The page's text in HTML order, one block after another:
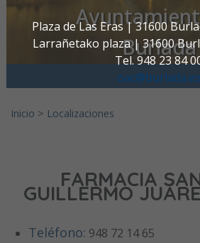
Plaza de Las Eras | 31600
Larrañetako plaza | 31600
Tel. 948 23 84
oac@burlada.es
Burlada
Inicio > Localizaciones
FARMACIA
GUILLERMO
Teléfono: 948 72 14 65